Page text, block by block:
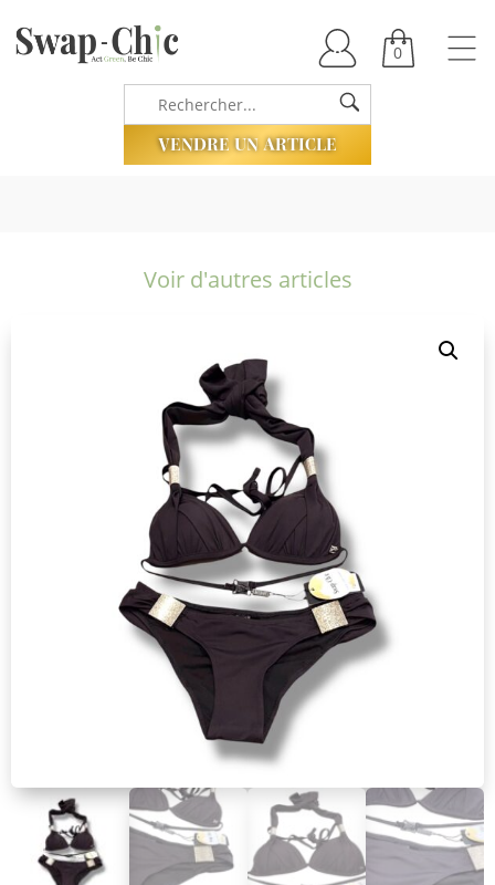
0
VENDRE UN ARTICLE
Voir d'autres articles